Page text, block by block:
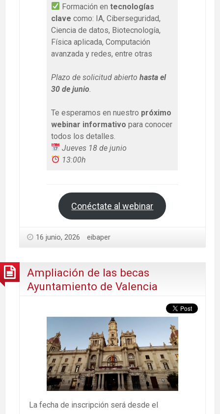
Formación entecnologías
clave como: IA, Ciberseguridad,
Ciencia de datos, Biotecnología,
Física aplicada, Computación
avanzada y redes, entre otras
Plazo de solicitud abierto hasta el
30 de junio.
Te esperamos en nuestro próximo
webinar informativo para conocer
todos los detalles.
Jueves 18 de junio
13:00h
Conéctate al webinar
16 junio, 2026 eibaper
Ampliación de las becas
Ayuntamiento de Valencia
La fecha de inscripción será desde el